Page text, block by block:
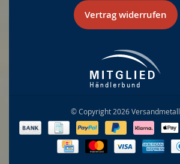
Vertrag widerrufen
© Copyright 2026 Versandmetall